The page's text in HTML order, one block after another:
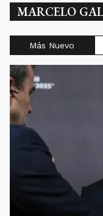
MARCELO
Más Nuevo